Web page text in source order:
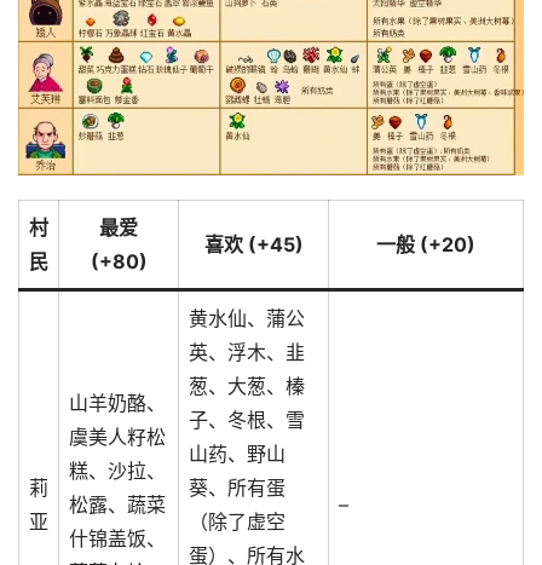
村
民
最爱
(+80)
喜欢 (+45) 一般 (+20)
莉
亚
山羊奶酪、
虞美人籽松
糕、沙拉、
松露、蔬菜
什锦盖饭、
黄水仙、蒲公
英、浮木、韭
葱、大葱、榛
子、冬根、雪
山药、野山
葵、所有蛋
（除了虚空
蛋）、所有水
–